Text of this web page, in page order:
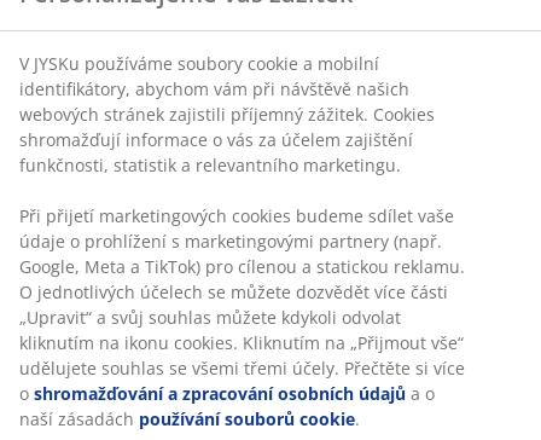
V JYSKu používáme soubory cookie a mobilní
identifikátory, abychom vám při návštěvě našich
webových stránek zajistili příjemný zážitek. Cookies
shromažďují informace o vás za účelem zajištění
funkčnosti, statistik a relevantního marketingu.
Při přijetí marketingových cookies budeme sdílet vaše
údaje o prohlížení s marketingovými partnery (např.
Google, Meta a TikTok) pro cílenou a statickou reklamu.
O jednotlivých účelech se můžete dozvědět více části
„Upravit“ a svůj souhlas můžete kdykoli odvolat
kliknutím na ikonu cookies. Kliknutím na „Přijmout vše“
udělujete souhlas se všemi třemi účely. Přečtěte si více
o shromažďování a zpracování osobních údajů a o
naší zásadách používání souborů cookie.